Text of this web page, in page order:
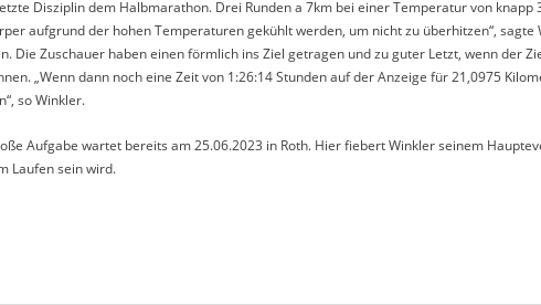
Disziplin dem Halbmarathon. Drei Runden a 7km bei einer Temperatur von knapp
aufgrund der hohen Temperaturen gekühlt werden, um nicht zu überhitzen“,
Die Zuschauer haben einen förmlich ins Ziel getragen und zu guter Letzt, wenn der
„Wenn dann noch eine Zeit von 1:26:14 Stunden auf der Anzeige für 21,0975
so Winkler.
Aufgabe wartet bereits am 25.06.2023 in Roth. Hier fiebert Winkler seinem
Laufen sein wird.